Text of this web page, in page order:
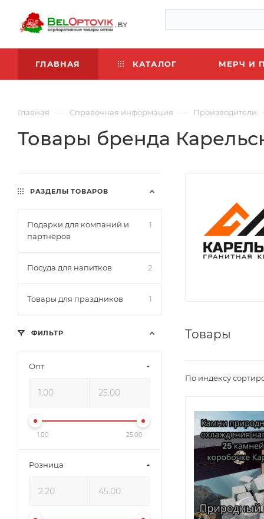
ГЛАВНАЯ КАТАЛОГ МЕРЧ И
Главная — Справочная информация — Производители
Товары бренда
Товары
По индексу
РАЗДЕЛЫ ТОВАРОВ
Подарки для компаний и
партнёров
1
Посуда для напитков 2
Товары для праздников 1
ФИЛЬТР
Опт
1.00 25.00
Розница